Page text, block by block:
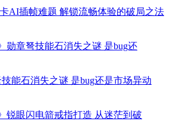
AI插帧难题 解锁流畅体验的破局之法
技能石消失之谜 是bug还是市场异动